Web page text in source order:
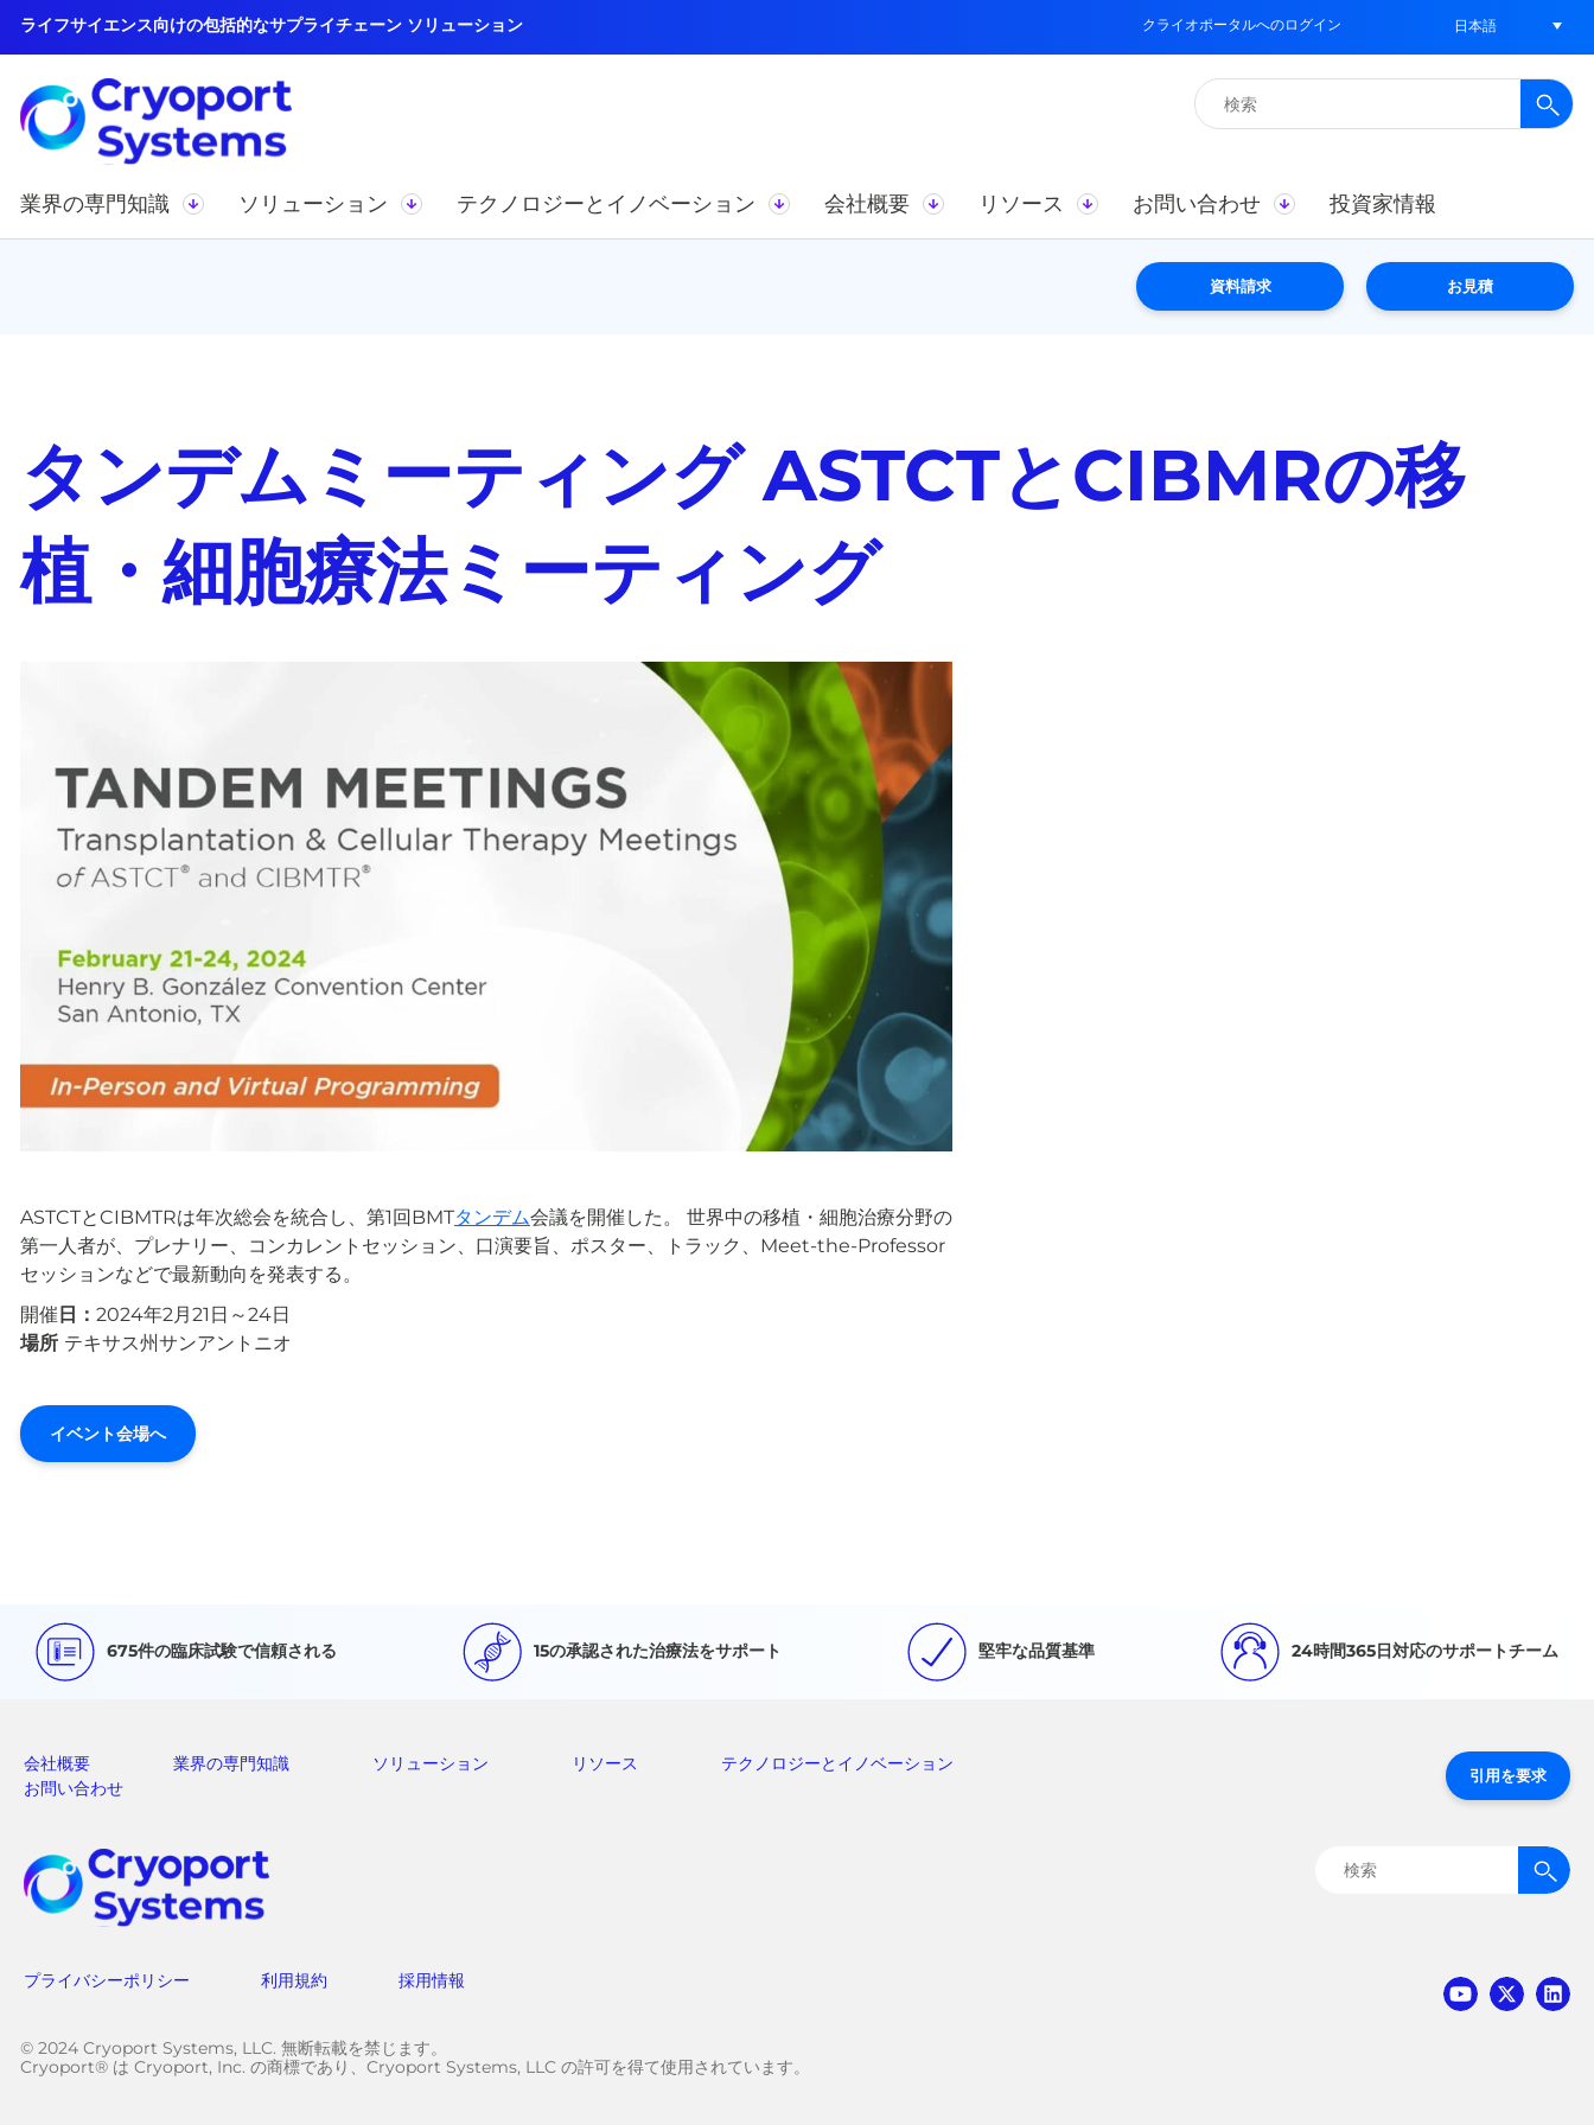
ライフサイエンス向けの包括的なサプライチェーン ソリューション クライオポータルへのログイン 日本語
検
索:
業界の専門知識 ソリューション テクノロジーとイノベーション 会社概要 リソース お問い合わせ 投資家情報
資料請求 お見積
タンデムミーティング ASTCTとCIBMRの移
植・細胞療法ミーティング
ASTCTとCIBMTRは年次総会を統合し、第1回BMTタンデム会議を開催した。 世界中の移植・細胞治療分野の
第一人者が、プレナリー、コンカレントセッション、口演要旨、ポスター、トラック、Meet-the-Professor
セッションなどで最新動向を発表する。
開催 日： 2024年2月21日～24日
場所 テキサス州サンアントニオ
イベント会場へ
675件の臨床試験で信頼される 15の承認された治療法をサポート 堅牢な品質基準 24時間365日対応のサポートチーム
会社概要 業界の専門知識 ソリューション リソース
テクノロジーとイノベーション
お問い合わせ
プライバシーポリシー 利用規約 採用情報
引用を要求
検
© 2024 Cryoport Systems, LLC. 無断転載を禁じます。
Cryoport® は Cryoport, Inc. の商標であり、Cryoport Systems, LLC の許可を得て使用されています。